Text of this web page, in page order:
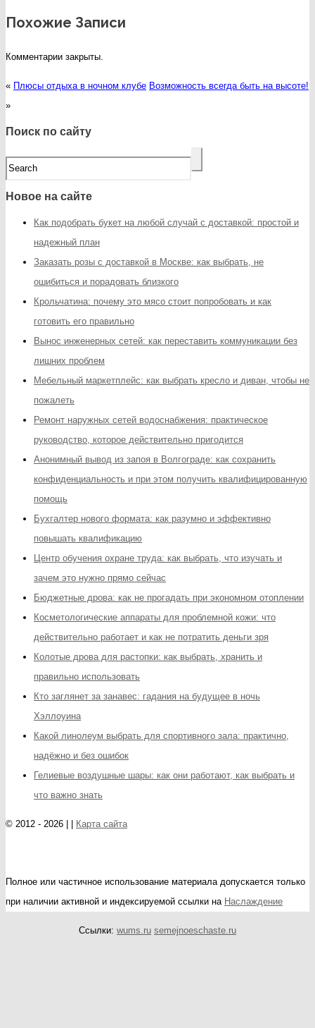
Похожие Записи
Комментарии закрыты.
« Плюсы отдыха в ночном клубе Возможность всегда быть на высоте!
»
Поиск по сайту
Новое на сайте
Как подобрать букет на любой случай с доставкой: простой и
надежный план
Заказать розы с доставкой в Москве: как выбрать, не
ошибиться и порадовать близкого
Крольчатина: почему это мясо стоит попробовать и как
готовить его правильно
Вынос инженерных сетей: как переставить коммуникации без
лишних проблем
Мебельный маркетплейс: как выбрать кресло и диван, чтобы не
пожалеть
Ремонт наружных сетей водоснабжения: практическое
руководство, которое действительно пригодится
Анонимный вывод из запоя в Волгограде: как сохранить
конфиденциальность и при этом получить квалифицированную
помощь
Бухгалтер нового формата: как разумно и эффективно
повышать квалификацию
Центр обучения охране труда: как выбрать, что изучать и
зачем это нужно прямо сейчас
Бюджетные дрова: как не прогадать при экономном отоплении
Косметологические аппараты для проблемной кожи: что
действительно работает и как не потратить деньги зря
Колотые дрова для растопки: как выбрать, хранить и
правильно использовать
Кто заглянет за занавес: гадания на будущее в ночь
Хэллоуина
Какой линолеум выбрать для спортивного зала: практично,
надёжно и без ошибок
Гелиевые воздушные шары: как они работают, как выбрать и
что важно знать
© 2012 - 2026 | | Карта сайта
Полное или частичное использование материала допускается только
при наличии активной и индексируемой ссылки на Наслаждение
Ссылки: wums.ru semejnoeschaste.ru